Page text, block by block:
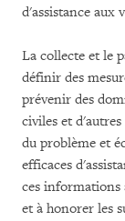
d'assistance aux
La collecte et le
définir des
prévenir des
civiles et
du problème et
efficaces
ces informations
et à honorer les